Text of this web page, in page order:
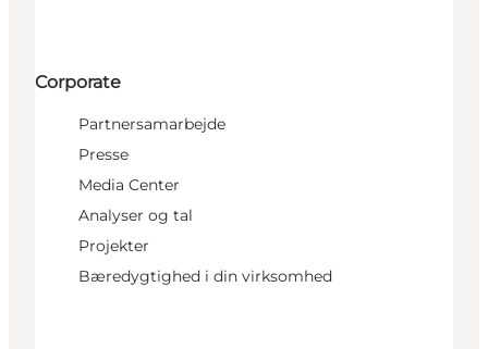
Corporate
Partnersamarbejde
Presse
Media Center
Analyser og tal
Projekter
Bæredygtighed i din virksomhed